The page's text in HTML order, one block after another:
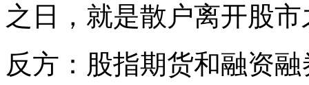
之日，就是散户离开股
反方：股指期货和融资